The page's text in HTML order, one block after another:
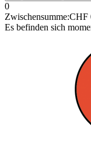
0
Zwischensumme:CHF
Es befinden sich